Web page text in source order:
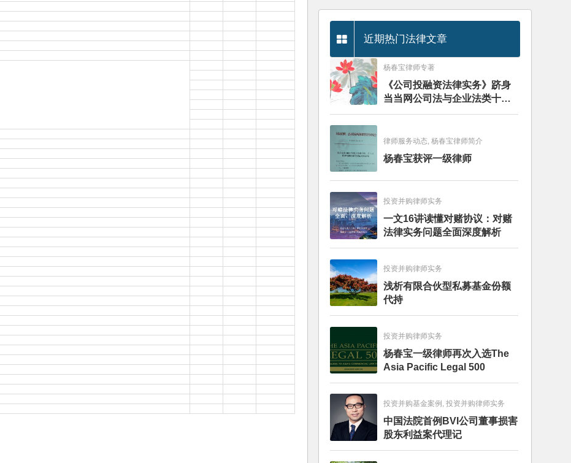
近期热门法律文章
杨春宝律师专著
《公司投融资法律实务》跻身
当当网公司法与企业法类十大
畅销图书榜
律师服务动态, 杨春宝律师简介
杨春宝获评一级律师
投资并购律师实务
一文16讲读懂对赌协议：对赌
法律实务问题全面深度解析
投资并购律师实务
浅析有限合伙型私募基金份额
代持
投资并购律师实务
杨春宝一级律师再次入选The
Asia Pacific Legal 500
投资并购基金案例, 投资并购律师实务
中国法院首例BVI公司董事损害
股东利益案代理记